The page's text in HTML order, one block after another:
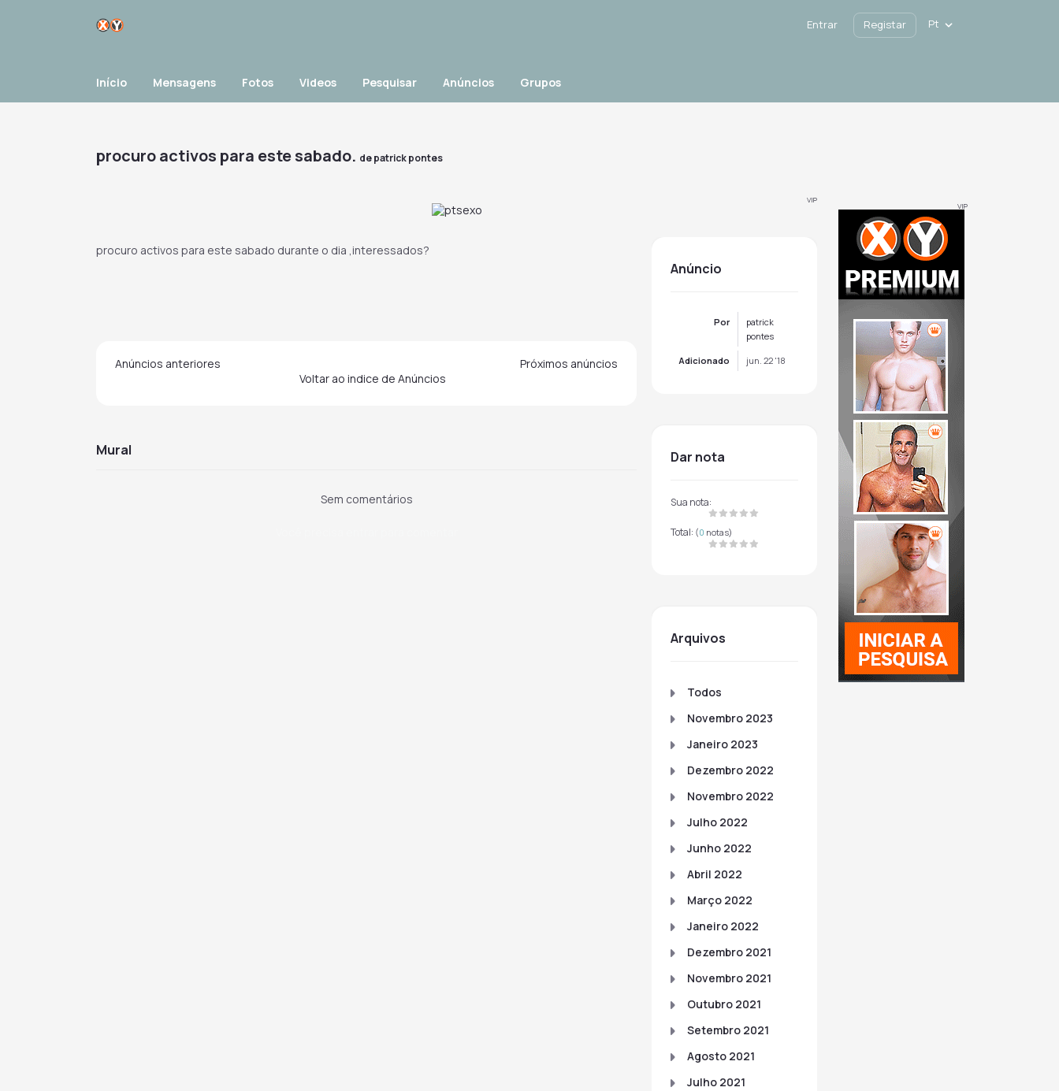
Entrar Registar Pt
Início Mensagens Fotos Videos Pesquisar Anúncios Grupos
procuro activos para este sabado. depatrick pontes
VIP
procuro activos para este sabado durante o dia ,interessados?
Anúncios anteriores
Próximos anúncios
Voltar ao indice de Anúncios
mural
Sem comentários
anúncio
Por
patrick
pontes
Adicionado jun. 22 '18
dar nota
Sua nota:
Total: (0 notas)
arquivos
Todos
Novembro 2023
Janeiro 2023
Dezembro 2022
Novembro 2022
Julho 2022
Junho 2022
Abril 2022
Março 2022
Janeiro 2022
Dezembro 2021
Novembro 2021
Outubro 2021
Setembro 2021
Agosto 2021
Julho 2021
VIP